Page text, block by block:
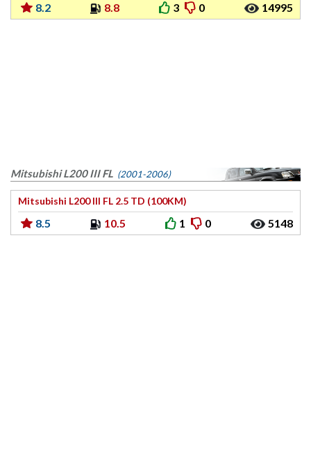
8.2 8.8 3 0 14995
Mitsubishi L200 III FL (2001-2006)
Mitsubishi L200 III FL 2.5 TD (100KM)
8.5 10.5 1 0 5148